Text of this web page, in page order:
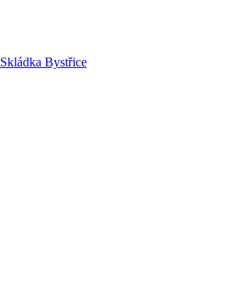
Skládka Bystřice